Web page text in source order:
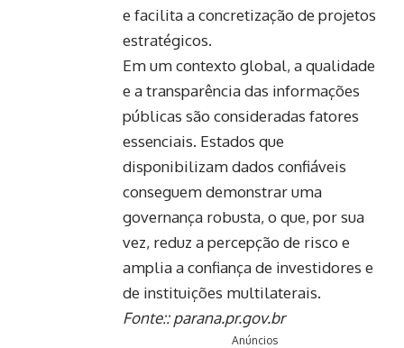
e facilita a concretização de projetos
estratégicos.
Em um contexto global, a qualidade
e a transparência das informações
públicas são consideradas fatores
essenciais. Estados que
disponibilizam dados confiáveis
conseguem demonstrar uma
governança robusta, o que, por sua
vez, reduz a percepção de risco e
amplia a confiança de investidores e
de instituições multilaterais.
Fonte::parana.pr.gov.br
Anúncios